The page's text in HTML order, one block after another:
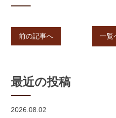
前の記事へ 一覧
最近の投稿
2026.08.02